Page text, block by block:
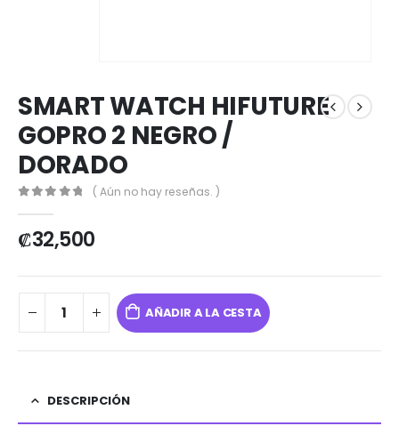
SMART WATCH HIFUTURE
GOPRO 2 NEGRO /
DORADO
( Aún no hay reseñas. )
₡32,500
AÑADIR A LA CESTA
DESCRIPCIÓN